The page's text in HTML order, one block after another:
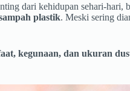
dari kehidupan sehari-
plastik. Meski sering
kegunaan, dan ukuran